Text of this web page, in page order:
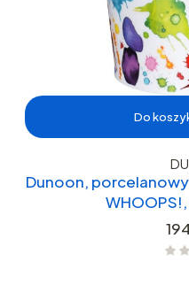
Do
Dunoon, porcelanowy